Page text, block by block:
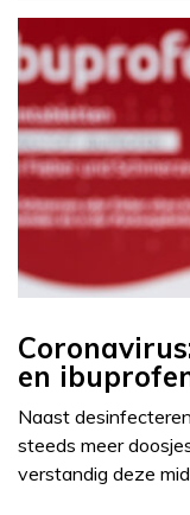
en
Naast
steeds meer
verstandig deze